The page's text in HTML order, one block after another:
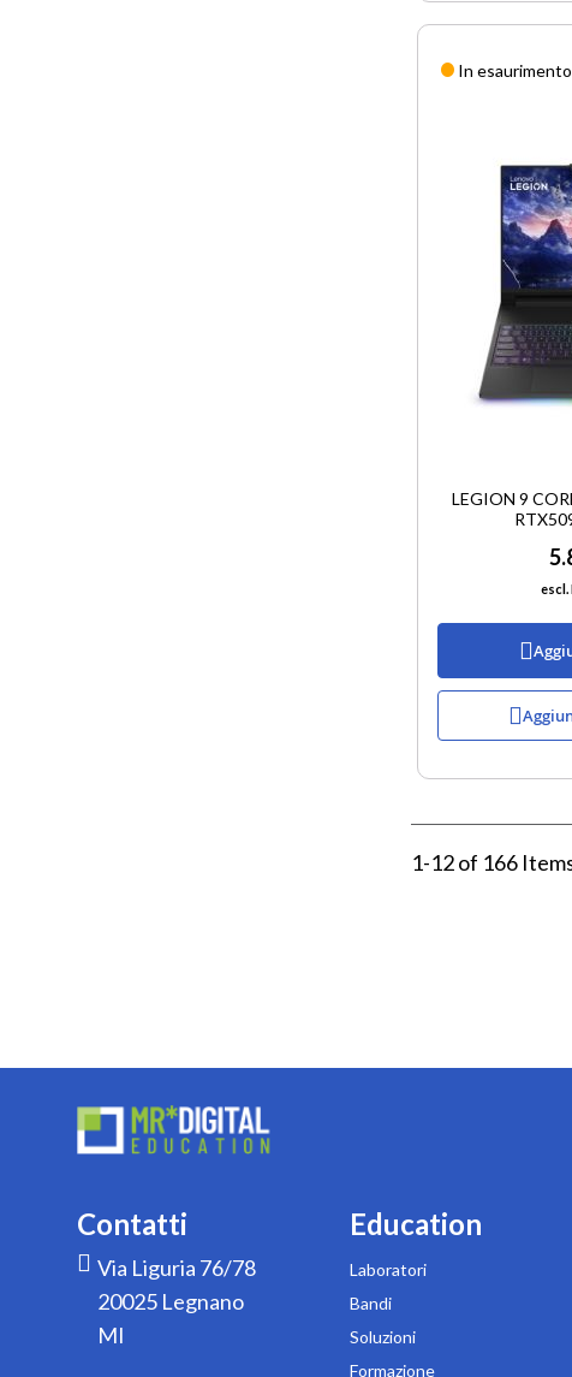
In esaurimento
LEGION 9
1-12of 166
Contatti
Via Liguria 76/78
20025 Legnano
MI
Education
Laboratori
Bandi
Soluzioni
Formazione